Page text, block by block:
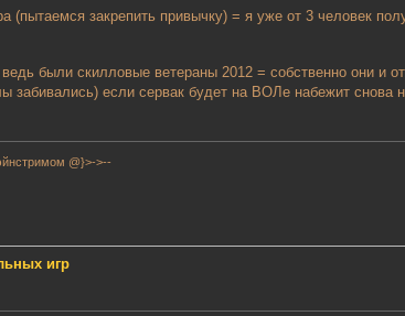
закрепить привычку) = я уже от 3 человек
были скилловые ветераны 2012 = собственно они и
забивались) если сервак будет на ВОЛе набежит
@}>->--
игр